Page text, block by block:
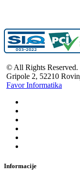
© All Rights
Gripole 2, 52210
Favor Informatika
Informacije